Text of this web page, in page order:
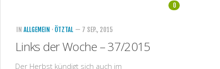
Kontakt
Datenschutzerklärung
0
IN ALLGEMEIN · ÖTZTAL — 7 SEP., 2015
Links der Woche – 37/2015
Der Herbst kündigt sich auch im